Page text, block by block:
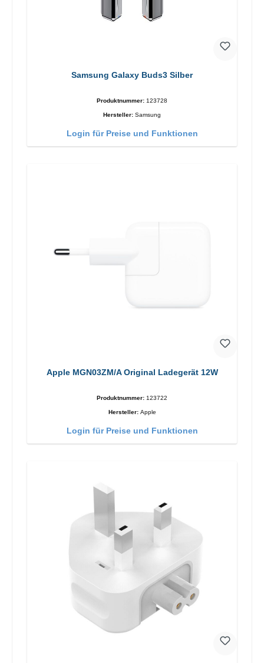
Samsung Galaxy Buds3 Silber
Produktnummer: 123728
Hersteller: Samsung
Login für Preise und Funktionen
Apple MGN03ZM/A Original Ladegerät 12W
Produktnummer: 123722
Hersteller: Apple
Login für Preise und Funktionen